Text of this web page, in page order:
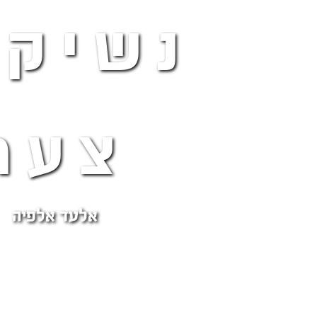
אלעד אלפיה